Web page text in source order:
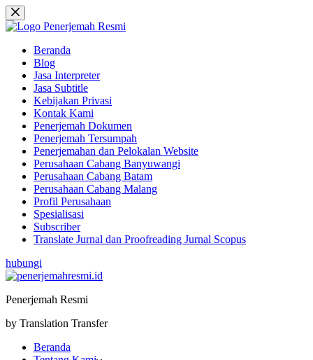
Skip
to
content
Beranda
Blog
Jasa Interpreter
Jasa Subtitle
Kebijakan Privasi
Kontak Kami
Penerjemah Dokumen
Penerjemah Tersumpah
Penerjemahan dan Pelokalan Website
Perusahaan Cabang Banyuwangi
Perusahaan Cabang Batam
Perusahaan Cabang Malang
Profil Perusahaan
Spesialisasi
Subscriber
Translate Jurnal dan Proofreading Jurnal Scopus
hubungi
Penerjemah Resmi
by Translation Transfer
Beranda